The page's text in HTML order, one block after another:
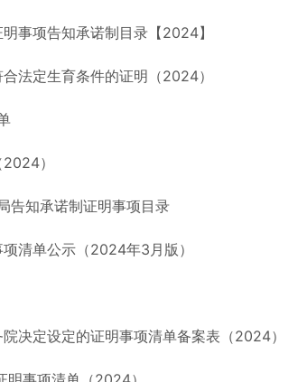
事项告知承诺制目录【2024】
法定生育条件的证明（2024）
）
告知承诺制证明事项目录
清单公示（2024年3月版）
决定设定的证明事项清单备案表（2024）